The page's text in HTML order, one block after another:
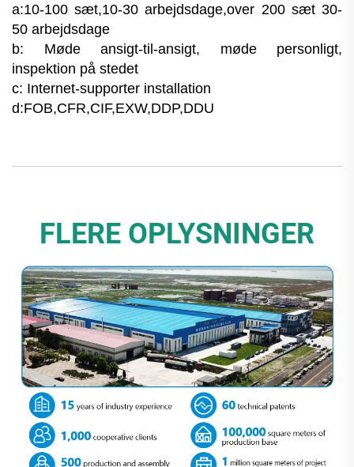
a:10-100 sæt,10-30 arbejdsdage,over 200 sæt 30-
50 arbejdsdage
b: Møde ansigt-til-ansigt, møde personligt,
inspektion på stedet
c: Internet-supporter installation
d:FOB,CFR,CIF,EXW,DDP,DDU
FLERE OPLYSNINGER